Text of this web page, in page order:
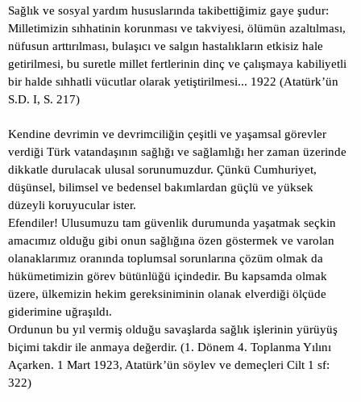
Sağlık ve sosyal yardım hususlarında takibettiğimiz gaye şudur:
Milletimizin sıhhatinin korunması ve takviyesi, ölümün azaltılması,
nüfusun arttırılması, bulaşıcı ve salgın hastalıkların etkisiz hale
getirilmesi, bu suretle millet fertlerinin dinç ve çalışmaya kabiliyetli
bir halde sıhhatli vücutlar olarak yetiştirilmesi... 1922 (Atatürk’ün
S.D. I, S. 217)
Kendine devrimin ve devrimciliğin çeşitli ve yaşamsal görevler
verdiği Türk vatandaşının sağlığı ve sağlamlığı her zaman üzerinde
dikkatle durulacak ulusal sorunumuzdur. Çünkü Cumhuriyet,
düşünsel, bilimsel ve bedensel bakımlardan güçlü ve yüksek
düzeyli koruyucular ister.
Efendiler! Ulusumuzu tam güvenlik durumunda yaşatmak seçkin
amacımız olduğu gibi onun sağlığına özen göstermek ve varolan
olanaklarımız oranında toplumsal sorunlarına çözüm olmak da
hükümetimizin görev bütünlüğü içindedir. Bu kapsamda olmak
üzere, ülkemizin hekim gereksiniminin olanak elverdiği ölçüde
giderimine uğraşıldı.
Ordunun bu yıl vermiş olduğu savaşlarda sağlık işlerinin yürüyüş
biçimi takdir ile anmaya değerdir. (1. Dönem 4. Toplanma Yılını
Açarken. 1 Mart 1923, Atatürk’ün söylev ve demeçleri Cilt 1 sf:
322)